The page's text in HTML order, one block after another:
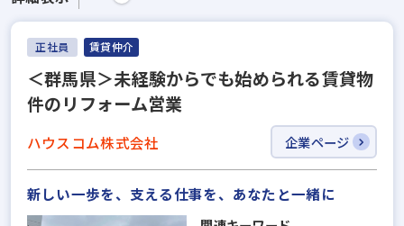
正社員 賃貸仲介
＜群馬県＞未経験からでも始められる賃貸物
件のリフォーム営業
ハウスコム株式会社 企業ページ
新しい一歩を、支える仕事を、あなたと一緒に